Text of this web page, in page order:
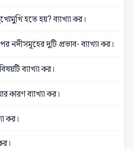
হতে হয়? ব্যাখ্যা কর।
নদীসমূহের দুটি প্রভাব- ব্যাখ্যা কর।
ব্যাখ্যা কর।
কারণ ব্যাখ্যা কর।
কর।